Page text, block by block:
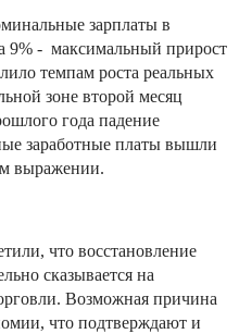
зарплаты в
9% - максимальный прирост
темпам роста реальных
зоне второй месяц
года падение
заработные платы вышли
выражении.
что восстановление
сказывается на
Возможная причина
что подтверждают и